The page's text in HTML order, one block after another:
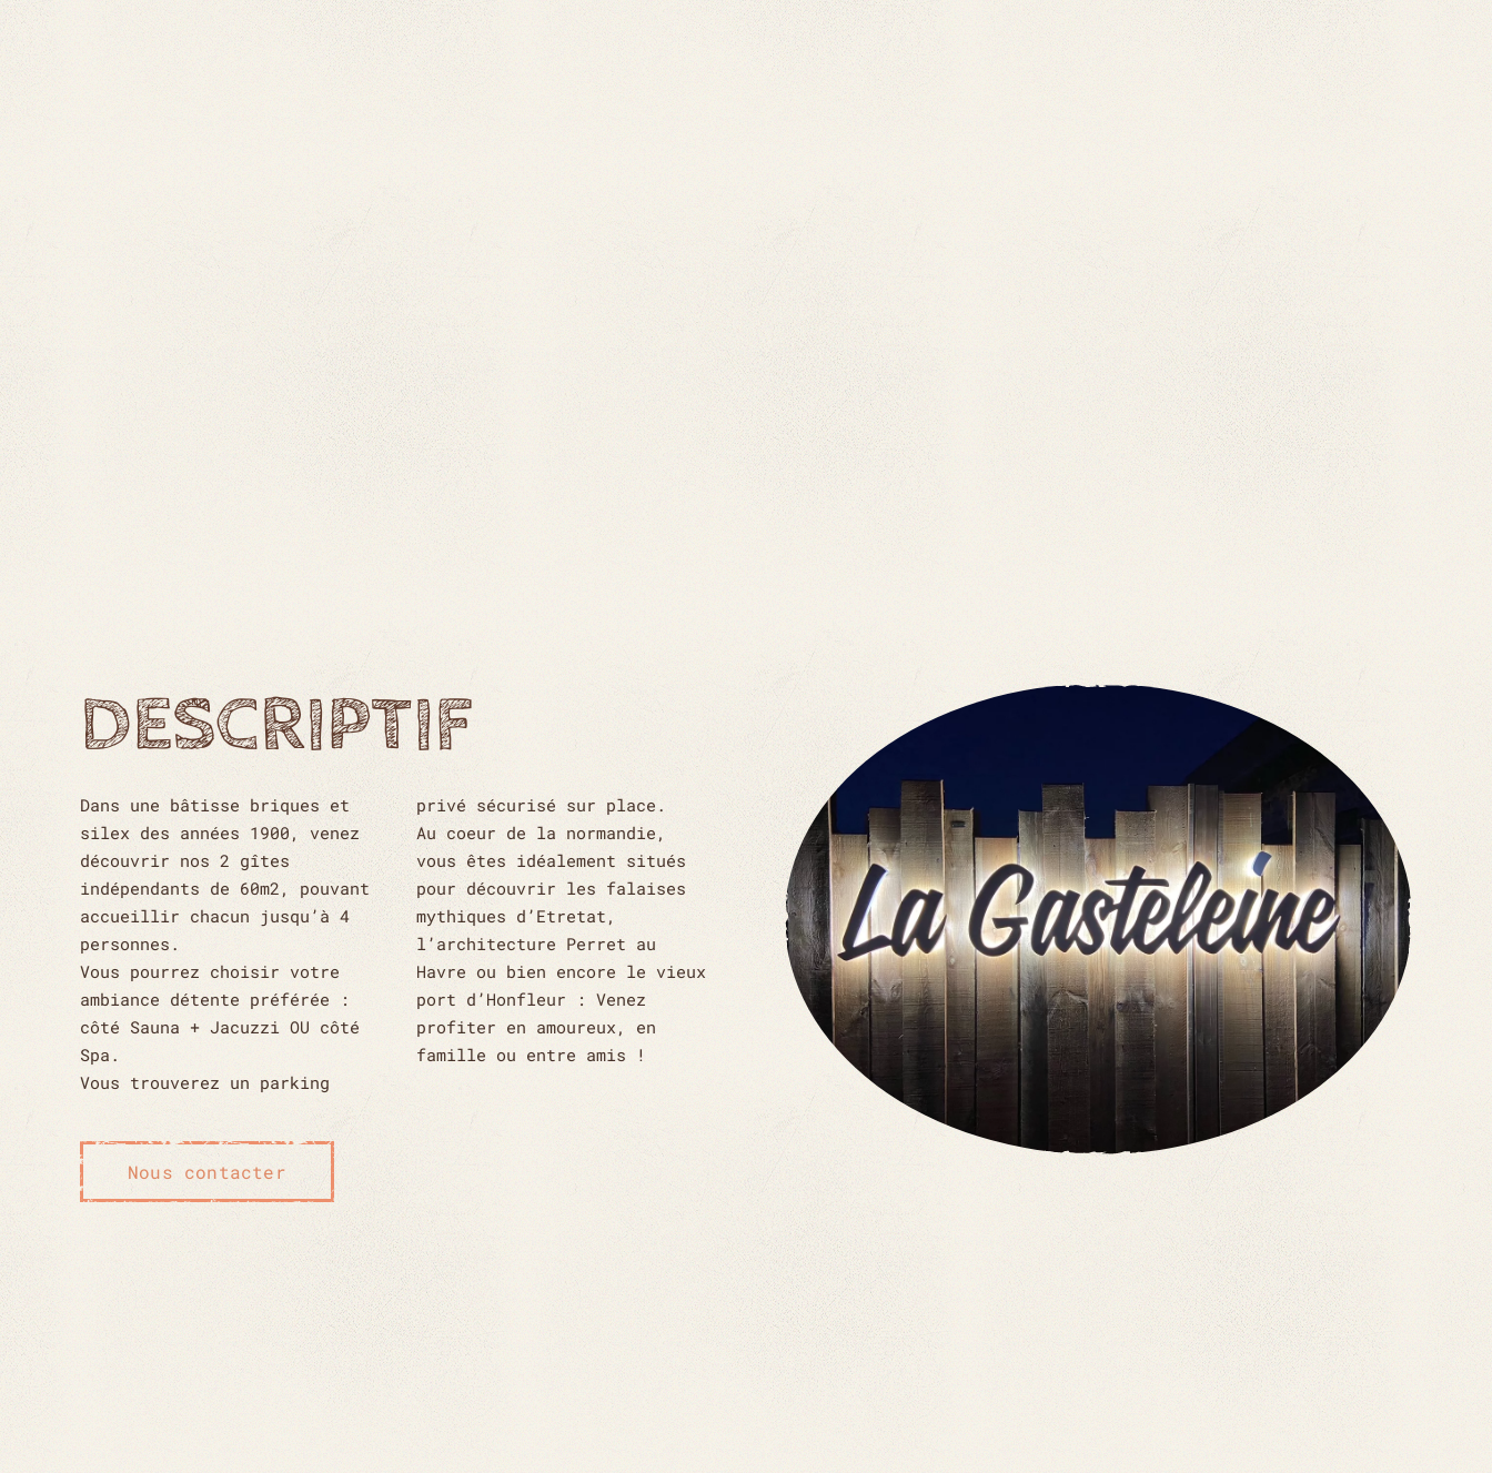
DESCRIPTIF
Dans une bâtisse briques et
silex des années 1900, venez
découvrir nos 2 gîtes
indépendants de 60m2, pouvant
accueillir chacun jusqu’à 4
personnes.
Vous pourrez choisir votre
ambiance détente préférée :
côté Sauna + Jacuzzi OU côté
Spa.
Vous trouverez un parking
privé sécurisé sur place.
Au coeur de la normandie,
vous êtes idéalement situés
pour découvrir les falaises
mythiques d’Etretat,
l’architecture Perret au
Havre ou bien encore le vieux
port d’Honfleur : Venez
profiter en amoureux, en
famille ou entre amis !
Nous contacter